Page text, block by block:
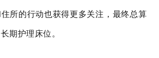
所的行动也获得更多关注，最终总算
期护理床位。